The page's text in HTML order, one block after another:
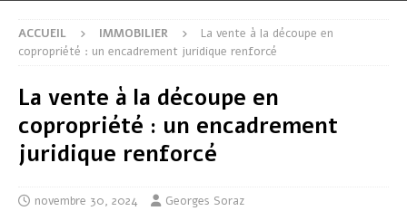
ACCUEIL IMMOBILIER
La vente à la découpe en
copropriété : un encadrement juridique renforcé
La vente à la découpe en
copropriété : un encadrement
juridique renforcé
novembre 30, 2024 Georges Soraz